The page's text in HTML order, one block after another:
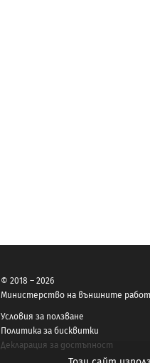
© 2018 – 2026
Министерство на външните
Условия за ползване
Политика за бисквитки
Декларация за достъпност